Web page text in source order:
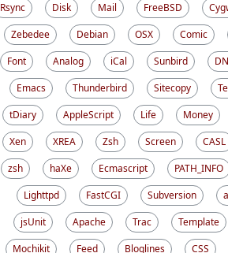
Rsync
Disk Mail FreeBSD
Zebedee
Debian OSX Comic
Font
Analog iCal Sunbird
Emacs
Thunderbird Sitecopy
tDiary
AppleScript Life Money
Xen
XREA Zsh Screen CASL
zsh
haXe Ecmascript PATH_INFO
Lighttpd
FastCGI Subversion
jsUnit
Apache Trac Template
Mochikit
Feed Bloglines CSS